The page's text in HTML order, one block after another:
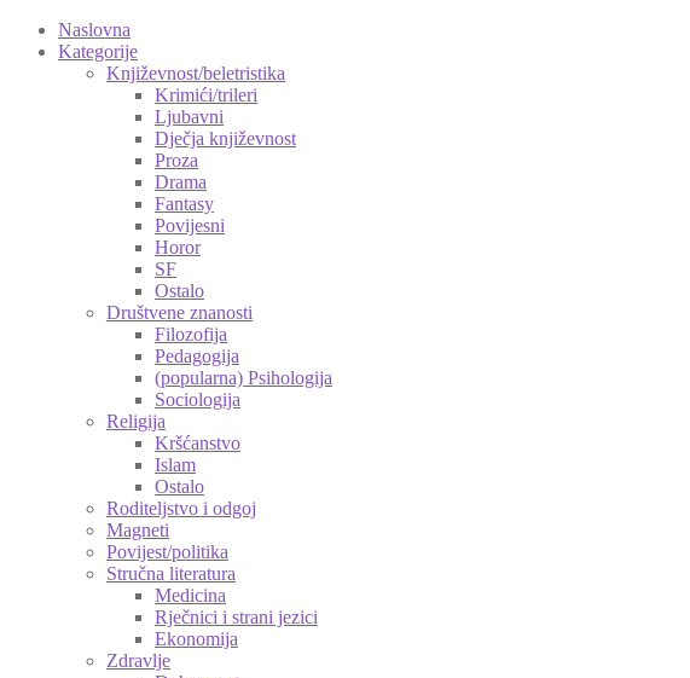
Naslovna
Kategorije
Književnost/beletristika
Krimići/trileri
Ljubavni
Dječja književnost
Proza
Drama
Fantasy
Povijesni
Horor
SF
Ostalo
Društvene znanosti
Filozofija
Pedagogija
(popularna) Psihologija
Sociologija
Religija
Kršćanstvo
Islam
Ostalo
Roditeljstvo i odgoj
Magneti
Povijest/politika
Stručna literatura
Medicina
Rječnici i strani jezici
Ekonomija
Zdravlje